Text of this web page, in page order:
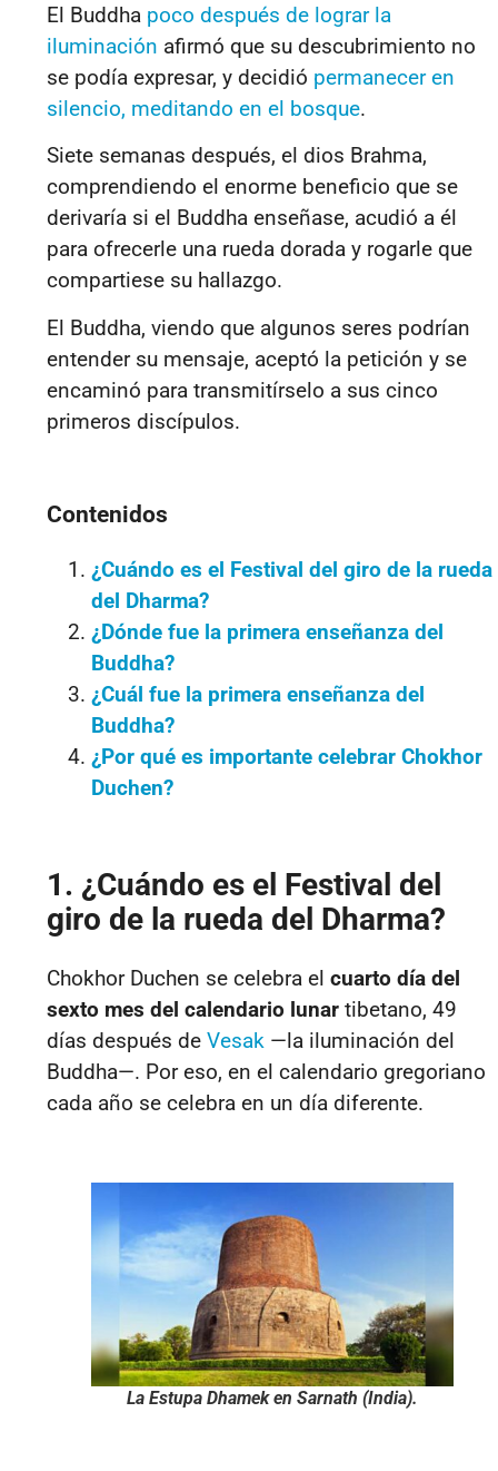
El Buddha poco después de lograr la
iluminación afirmó que su descubrimiento no
se podía expresar, y decidió permanecer en
silencio, meditando en el bosque.
Siete semanas después, el dios Brahma,
comprendiendo el enorme beneficio que se
derivaría si el Buddha enseñase, acudió a él
para ofrecerle una rueda dorada y rogarle que
compartiese su hallazgo.
El Buddha, viendo que algunos seres podrían
entender su mensaje, aceptó la petición y se
encaminó para transmitírselo a sus cinco
primeros discípulos.
Contenidos
¿Cuándo es el Festival del giro de la rueda
del Dharma?
¿Dónde fue la primera enseñanza del
Buddha?
¿Cuál fue la primera enseñanza del
Buddha?
¿Por qué es importante celebrar Chokhor
Duchen?
1. ¿Cuándo es el Festival del
giro de la rueda del Dharma?
Chokhor Duchen se celebra el cuarto día del
sexto mes del calendario lunar tibetano, 49
días después de Vesak —la iluminación del
Buddha—. Por eso, en el calendario gregoriano
cada año se celebra en un día diferente.
La Estupa Dhamek en Sarnath (India).